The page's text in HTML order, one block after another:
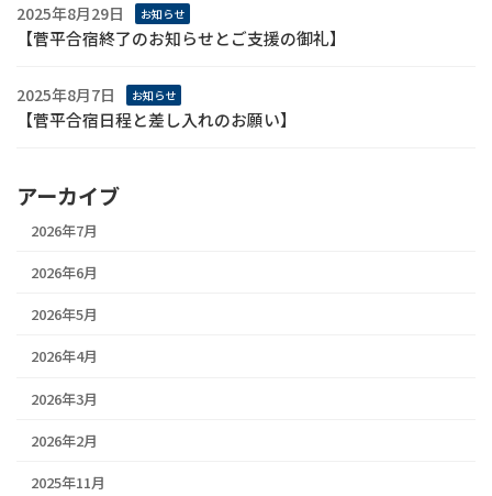
2025年8月29日 お知らせ
【菅平合宿終了のお知らせとご支援の御礼】
2025年8月7日 お知らせ
【菅平合宿日程と差し入れのお願い】
アーカイブ
2026年7月
2026年6月
2026年5月
2026年4月
2026年3月
2026年2月
2025年11月